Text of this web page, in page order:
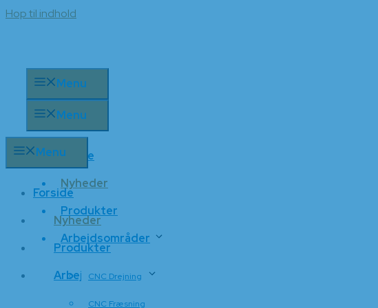
Hop til indhold
Menu
Menu
Forside
Nyheder
Produkter
Arbejdsområder
CNC Drejning
CNC Fræsning
Menu
Forside
Nyheder
Produkter
Arbejdsområder